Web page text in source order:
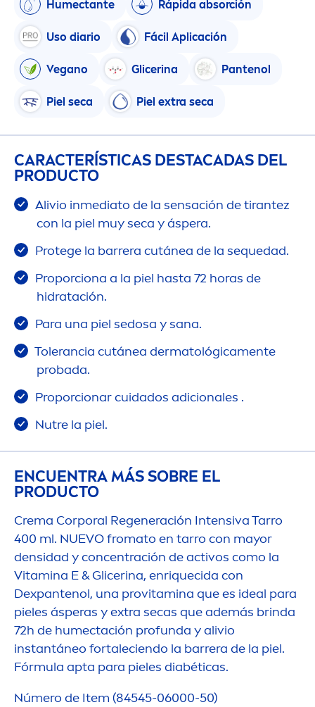
Humectante Rápida absorción
Uso diario Fácil Aplicación
Vegano Glicerina Pantenol
Piel seca Piel extra seca
CARACTERÍSTICAS DESTACADAS DEL
PRODUCTO
Alivio inmediato de la sensación de tirantez
con la piel muy seca y áspera.
Protege la barrera cutánea de la sequedad.
Proporciona a la piel hasta 72 horas de
hidratación.
Para una piel sedosa y sana.
Tolerancia cutánea dermatológicamente
probada.
Proporcionar cuidados adicionales .
Nutre la piel.
ENCUENTRA MÁS SOBRE EL
PRODUCTO
Crema Corporal Regeneración Intensiva Tarro
400 ml. NUEVO fromato en tarro con mayor
densidad y concentración de activos como la
Vitamina E & Glicerina, enriquecida con
Dexpantenol, una provitamina que es ideal para
pieles ásperas y extra secas que además brinda
72h de humectación profunda y alivio
instantáneo fortaleciendo la barrera de la piel.
Fórmula apta para pieles diabéticas.
Número de Item (84545-06000-50)